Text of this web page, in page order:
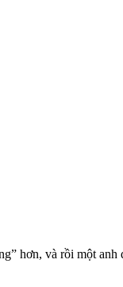
hơn, và rồi một anh